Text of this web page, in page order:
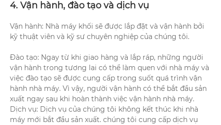
4. Vận hành, đào tạo và dịch vụ
Vận hành: Nhà máy khối sẽ được lắp đặt và vận hành bởi
kỹ thuật viên và kỹ sư chuyên nghiệp của chúng tôi.
Đào tạo: Ngay từ khi giao hàng và lắp ráp, những người
vận hành trong tương lai có thể làm quen với nhà máy và
việc đào tạo sẽ được cung cấp trong suốt quá trình vận
hành nhà máy. Vì vậy, người vận hành có thể bắt đầu sản
xuất ngay sau khi hoàn thành việc vận hành nhà máy.
Dịch vụ: Dịch vụ của chúng tôi không kết thúc khi nhà
máy mới bắt đầu sản xuất. chúng tôi cung cấp dịch vụ